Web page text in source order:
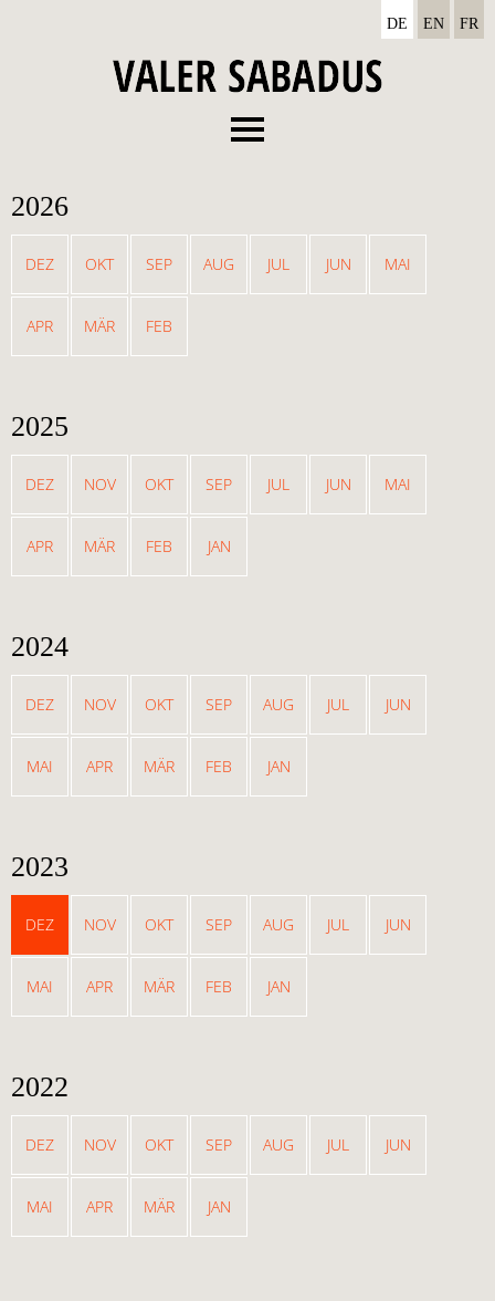
Termine
News
DE EN FR
2026
DEZ OKT SEP AUG JUL JUN MAI
APR MÄR FEB
2025
DEZ NOV OKT SEP JUL JUN MAI
APR MÄR FEB JAN
2024
DEZ NOV OKT SEP AUG JUL JUN
MAI APR MÄR FEB JAN
2023
DEZ NOV OKT SEP AUG JUL JUN
MAI APR MÄR FEB JAN
2022
DEZ NOV OKT SEP AUG JUL JUN
MAI APR MÄR JAN